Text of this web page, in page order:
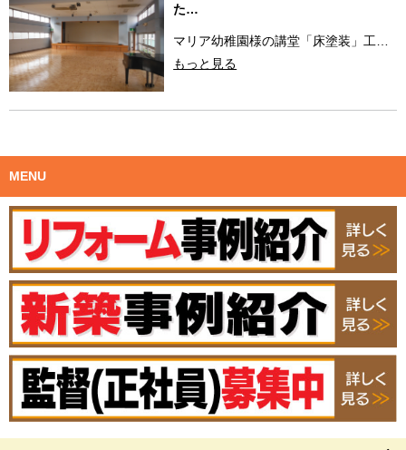
た…
マリア幼稚園様の講堂「床塗装」工…
もっと見る
MENU